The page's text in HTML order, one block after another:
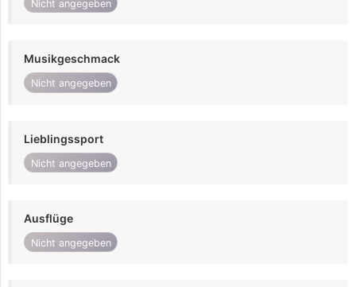
Nicht angegeben
Musikgeschmack
Nicht angegeben
Lieblingssport
Nicht angegeben
Ausflüge
Nicht angegeben